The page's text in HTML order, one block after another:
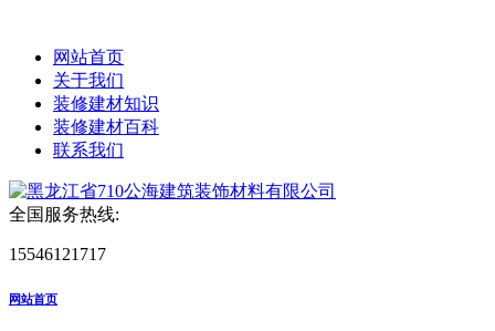
网站首页
关于我们
装修建材知识
装修建材百科
联系我们
全国服务热线:
15546121717
网站首页